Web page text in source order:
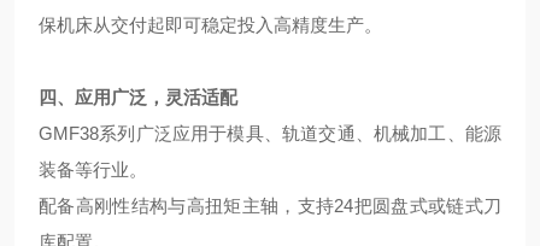
保机床从交付起即可稳定投入高精度生产。
四、应用广泛 ， 灵活适配
GMF38系列广泛应用于模具、轨道交通、机械加工、能源
装备等行业。
配备高刚性结构与高扭矩主轴，支持24把圆盘式或链式刀
库配置。